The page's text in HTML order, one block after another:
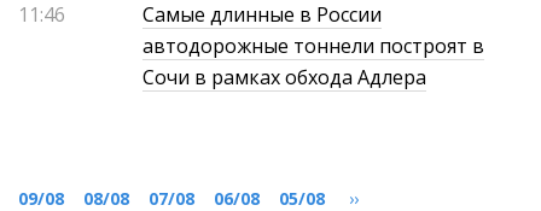
11:46
Самые длинные в России
автодорожные тоннели построят в
Сочи в рамках обхода Адлера
09/08 08/08 07/08 06/08 05/08 ››